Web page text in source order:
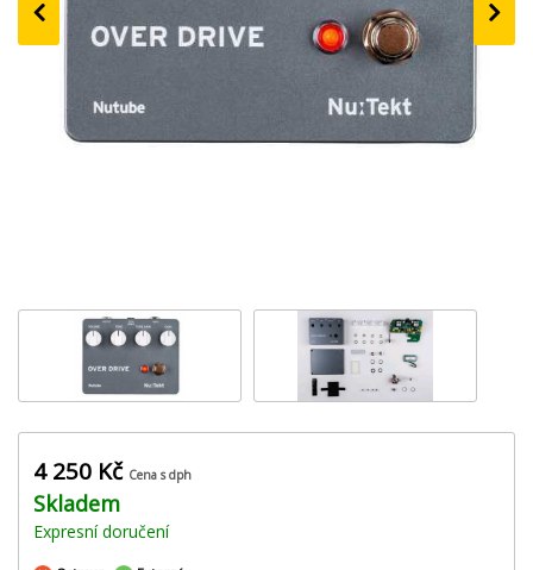
4 250 Kč Cena s dph
Skladem
Expresní doručení